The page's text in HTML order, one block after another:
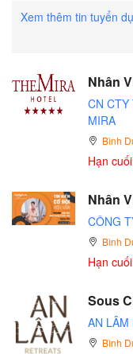
Xem thêm tin tuyển
Nhân
CN CTY
MIRA
Bình
Hạn
Nhân
CÔNG
Bình
Hạn
Sous
AN LÂM
Bình